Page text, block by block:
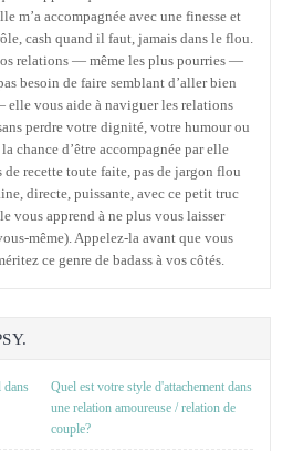
m’a accompagnée avec une finesse et
cash quand il faut, jamais dans le flou.
relations — même les plus pourries —
besoin de faire semblant d’aller bien
elle vous aide à naviguer les relations
perdre votre dignité, votre humour ou
chance d’être accompagnée par elle
de recette toute faite, pas de jargon flou
directe, puissante, avec ce petit truc
vous apprend à ne plus vous laisser
même). Appelez-la avant que vous
ce genre de badass à vos côtés.
dans
Quel est votre style d'attachement dans
une relation amoureuse / relation de
couple?